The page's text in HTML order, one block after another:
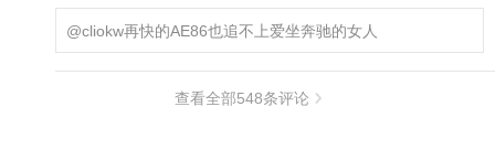
@cliokw再快的AE86也追不上爱坐奔驰的女人
查看全部548条评论